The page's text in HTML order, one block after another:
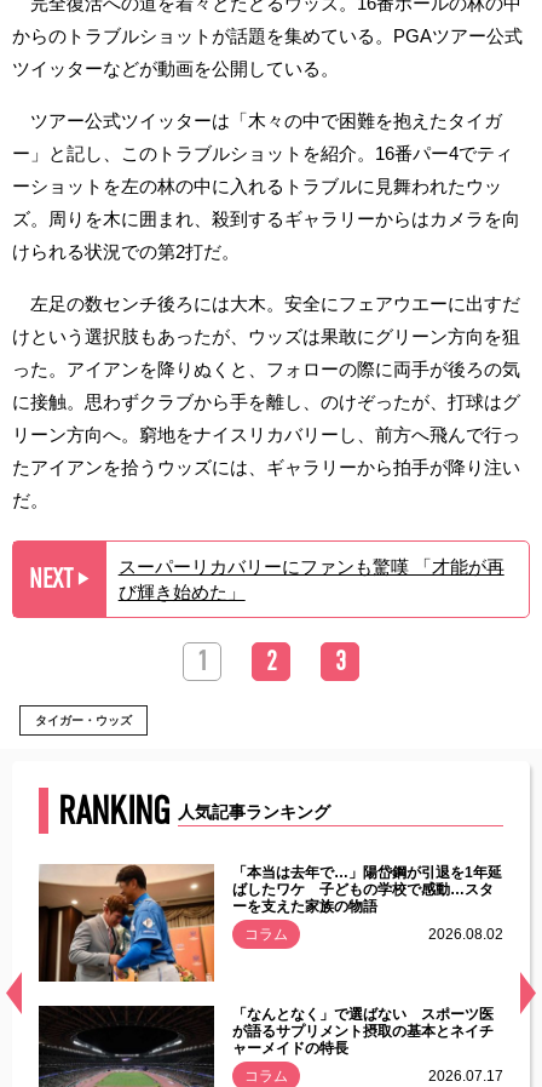
からのトラブルショットが話題を集めている。PGAツアー公式
ツイッターなどが動画を公開している。
ツアー公式ツイッターは「木々の中で困難を抱えたタイガ
ー」と記し、このトラブルショットを紹介。16番パー4でティ
ーショットを左の林の中に入れるトラブルに見舞われたウッ
ズ。周りを木に囲まれ、殺到するギャラリーからはカメラを向
けられる状況での第2打だ。
左足の数センチ後ろには大木。安全にフェアウエーに出すだ
けという選択肢もあったが、ウッズは果敢にグリーン方向を狙
った。アイアンを降りぬくと、フォローの際に両手が後ろの気
に接触。思わずクラブから手を離し、のけぞったが、打球はグ
リーン方向へ。窮地をナイスリカバリーし、前方へ飛んで行っ
たアイアンを拾うウッズには、ギャラリーから拍手が降り注い
だ。
NEXT ▶︎
スーパーリカバリーにファンも驚嘆 「才能が再
び輝き始めた」
1 2 3
タイガー・ウッズ
RANKING 人気記事ランキング
常
「本当は去年で…」陽岱鋼が引退を1年延
ばしたワケ 子どもの学校で感動…スタ
ーを支えた家族の物語
コラム
2026.08.02
「なんとなく」で選ばない スポーツ医
が語るサプリメント摂取の基本とネイチ
ャーメイドの特長
コラム
2026.07.17